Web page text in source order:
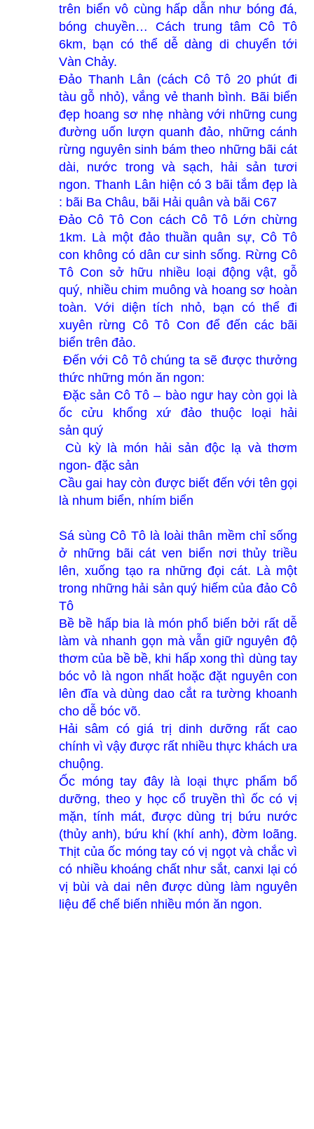
trên biển vô cùng hấp dẫn như bóng đá,
bóng chuyền… Cách trung tâm Cô Tô
6km, bạn có thể dễ dàng di chuyển tới
Vàn Chảy.
Đảo Thanh Lân (cách Cô Tô 20 phút đi
tàu gỗ nhỏ), vắng vẻ thanh bình. Bãi biển
đẹp hoang sơ nhẹ nhàng với những cung
đường uốn lượn quanh đảo, những cánh
rừng nguyên sinh bám theo những bãi cát
dài, nước trong và sạch, hải sản tươi
ngon. Thanh Lân hiện có 3 bãi tắm đẹp là
: bãi Ba Châu, bãi Hải quân và bãi C67
Đảo Cô Tô Con cách Cô Tô Lớn chừng
1km. Là một đảo thuần quân sự, Cô Tô
con không có dân cư sinh sống. Rừng Cô
Tô Con sở hữu nhiều loại động vật, gỗ
quý, nhiều chim muông và hoang sơ hoàn
toàn. Với diện tích nhỏ, bạn có thể đi
xuyên rừng Cô Tô Con để đến các bãi
biển trên đảo.
Đến với Cô Tô chúng ta sẽ được thưởng
thức những món ăn ngon:
Đặc sản Cô Tô – bào ngư hay còn gọi là
ốc cửu khổng xứ đảo thuộc loại hải
sản quý
Cù kỳ là món hải sản độc lạ và thơm
ngon- đặc sản
Cầu gai hay còn được biết đến với tên gọi
là nhum biển, nhím biển
Sá sùng Cô Tô là loài thân mềm chỉ sống
ở những bãi cát ven biển nơi thủy triều
lên, xuống tạo ra những đọi cát. Là một
trong những hải sản quý hiếm của đảo Cô
Tô
Bề bề hấp bia là món phổ biến bởi rất dễ
làm và nhanh gọn mà vẫn giữ nguyên độ
thơm của bề bề, khi hấp xong thì dùng tay
bóc vỏ là ngon nhất hoặc đặt nguyên con
lên đĩa và dùng dao cắt ra tường khoanh
cho dễ bóc võ.
Hải sâm có giá trị dinh dưỡng rất cao
chính vì vậy được rất nhiều thực khách ưa
chuộng.
Ốc móng tay đây là loại thực phẩm bổ
dưỡng, theo y học cổ truyền thì ốc có vị
mặn, tính mát, được dùng trị bứu nước
(thủy anh), bứu khí (khí anh), đờm loãng.
Thịt của ốc móng tay có vị ngọt và chắc vì
có nhiều khoáng chất như sắt, canxi lại có
vị bùi và dai nên được dùng làm nguyên
liệu để chế biến nhiều món ăn ngon.